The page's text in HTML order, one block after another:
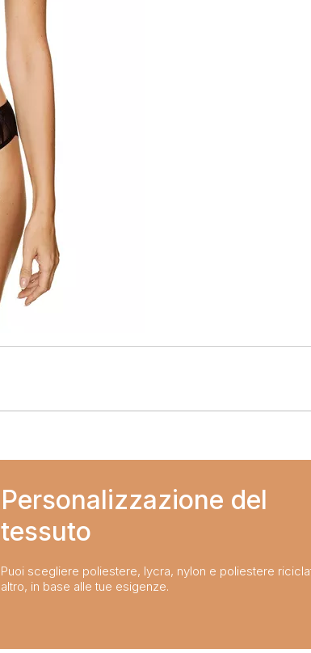
Personalizzazione del
tessuto​​​​​​​
Puoi scegliere poliestere, lycra, nylon e poliestere
altro, in base alle tue esigenze.